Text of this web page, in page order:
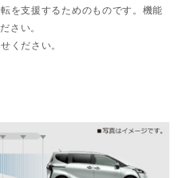
を支援するためのものです。機能
さい。
ください。